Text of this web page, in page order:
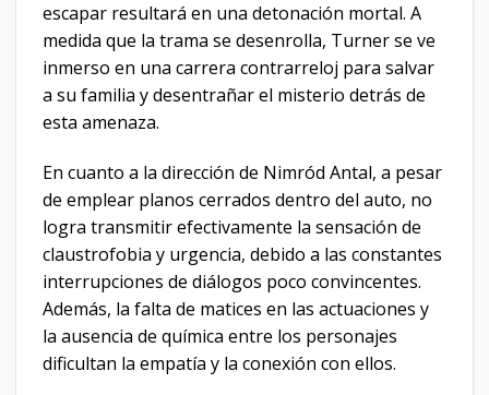
escapar resultará en una detonación mortal. A
medida que la trama se desenrolla, Turner se ve
inmerso en una carrera contrarreloj para salvar
a su familia y desentrañar el misterio detrás de
esta amenaza.
En cuanto a la dirección de Nimród Antal, a pesar
de emplear planos cerrados dentro del auto, no
logra transmitir efectivamente la sensación de
claustrofobia y urgencia, debido a las constantes
interrupciones de diálogos poco convincentes.
Además, la falta de matices en las actuaciones y
la ausencia de química entre los personajes
dificultan la empatía y la conexión con ellos.